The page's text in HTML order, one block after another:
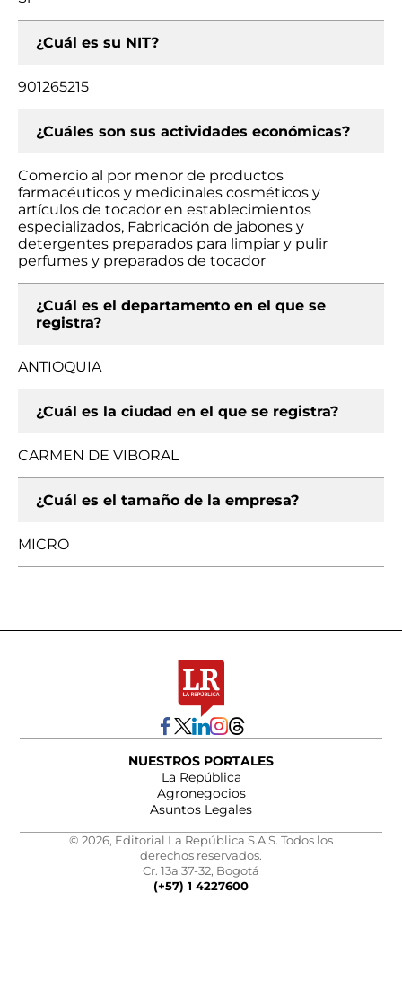
¿Cuál es su NIT?
901265215
¿Cuáles son sus actividades económicas?
Comercio al por menor de productos
farmacéuticos y medicinales cosméticos y
artículos de tocador en establecimientos
especializados, Fabricación de jabones y
detergentes preparados para limpiar y pulir
perfumes y preparados de tocador
¿Cuál es el departamento en el que se
registra?
ANTIOQUIA
¿Cuál es la ciudad en el que se registra?
CARMEN DE VIBORAL
¿Cuál es el tamaño de la empresa?
MICRO
NUESTROS PORTALES
La República
Agronegocios
Asuntos Legales
© 2026, Editorial La República S.A.S. Todos los
derechos reservados.
Cr. 13a 37-32, Bogotá
(+57) 1 4227600